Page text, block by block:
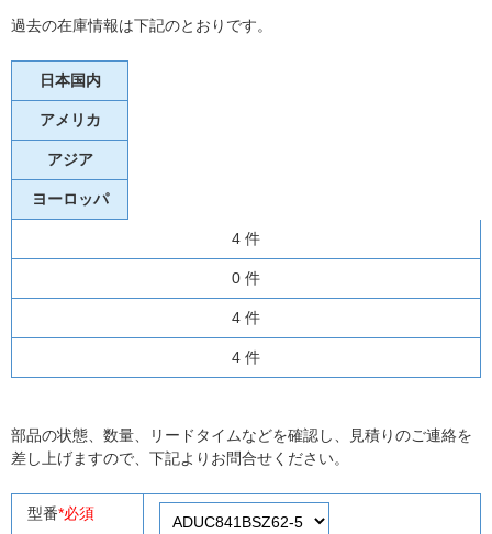
過去の在庫情報は下記のとおりです。
日本国内
アメリカ
アジア
ヨーロッパ
4 件
0 件
4 件
4 件
部品の状態、数量、リードタイムなどを確認し、見積りのご連絡を
差し上げますので、下記よりお問合せください。
型番*必須